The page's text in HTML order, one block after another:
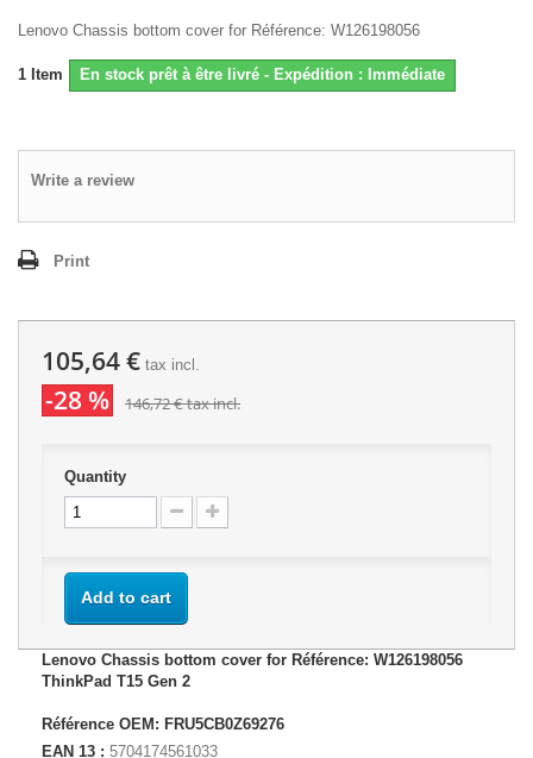
Lenovo Chassis bottom cover for Référence: W126198056
1 Item En stock prêt à être livré - Expédition : Immédiate
Write a review
Print
105,64 € tax incl.
-28 % 146,72 €tax incl.
Quantity
Add to cart
Lenovo Chassis bottom cover for Référence: W126198056
ThinkPad T15 Gen 2
Référence OEM: FRU5CB0Z69276
EAN 13 : 5704174561033